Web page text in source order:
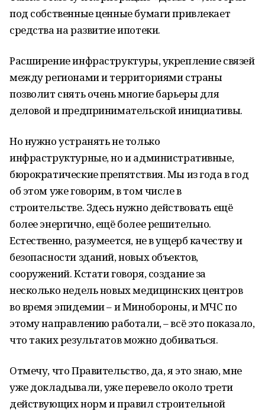
под собственные ценные бумаги привлекает
средства на развитие ипотеки.
Расширение инфраструктуры, укрепление связей
между регионами и территориями страны
позволит снять очень многие барьеры для
деловой и предпринимательской инициативы.
Но нужно устранять не только
инфраструктурные, но и административные,
бюрократические препятствия. Мы из года в год
об этом уже говорим, в том числе в
строительстве. Здесь нужно действовать ещё
более энергично, ещё более решительно.
Естественно, разумеется, не в ущерб качеству и
безопасности зданий, новых объектов,
сооружений. Кстати говоря, создание за
несколько недель новых медицинских центров
во время эпидемии – и Минобороны, и МЧС по
этому направлению работали, – всё это показало,
что таких результатов можно добиваться.
Отмечу, что Правительство, да, я это знаю, мне
уже докладывали, уже перевело около трети
действующих норм и правил строительной